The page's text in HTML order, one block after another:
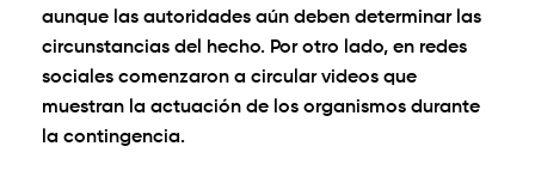
aunque las autoridades aún deben determinar las
circunstancias del hecho. Por otro lado, en redes
sociales comenzaron a circular videos que
muestran la actuación de los organismos durante
la contingencia.
0:00 /